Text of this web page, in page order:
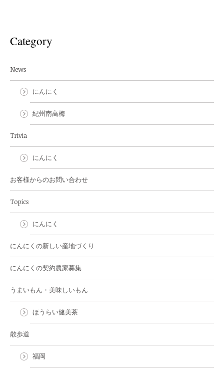
Category
News
にんにく
紀州南高梅
Trivia
にんにく
お客様からのお問い合わせ
Topics
にんにく
にんにくの新しい産地づくり
にんにくの契約農家募集
うまいもん・美味しいもん
ほうらい健美茶
散歩道
福岡